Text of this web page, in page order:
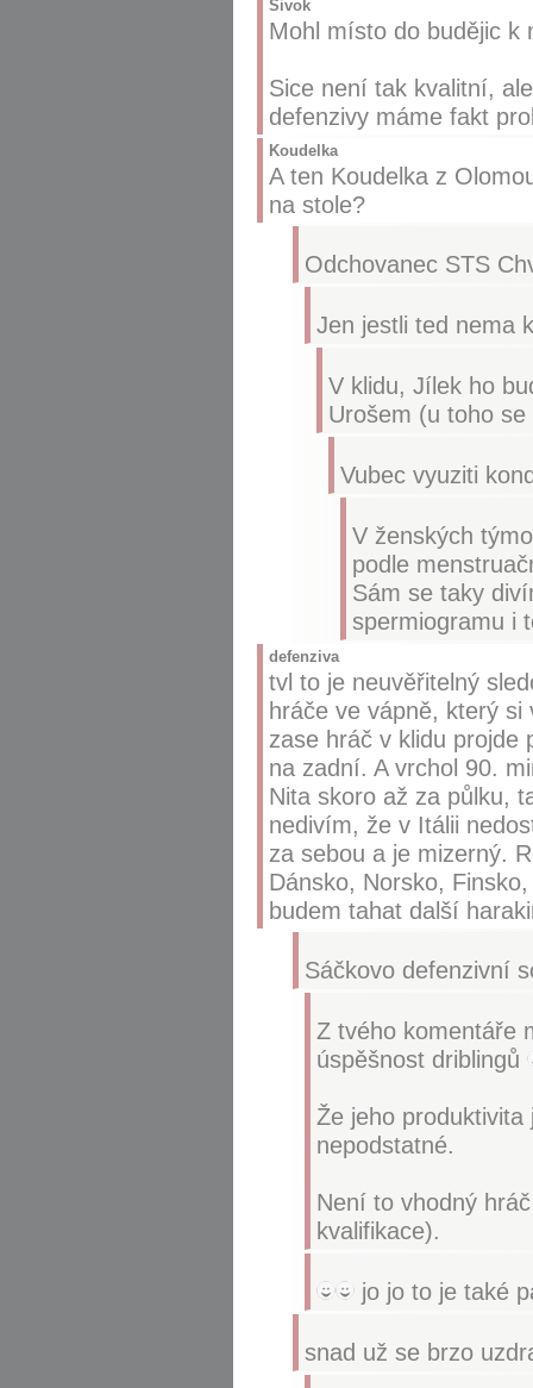
Sivok
Mohl místo do budějic k
Sice není tak kvalitní,
defenzivy máme fakt
Koudelka
A ten Koudelka z
na stole?
Odchovanec STS
Jen jestli ted nema
V klidu, Jílek ho
Urošem (u toho
Vubec vyuziti
V ženských
podle
Sám se taky
spermiogramu i
defenziva
tvl to je neuvěřitelný
hráče ve vápně, který
zase hráč v klidu projde
na zadní. A vrchol 90.
Nita skoro až za půlku,
nedivím, že v Itálii
za sebou a je mizerný.
Dánsko, Norsko,
budem tahat další
Sáčkovo defenzivní
Z tvého komentáře
úspěšnost driblingů
Že jeho
nepodstatné.
Není to vhodný
kvalifikace).
jo jo to je také
snad už se brzo